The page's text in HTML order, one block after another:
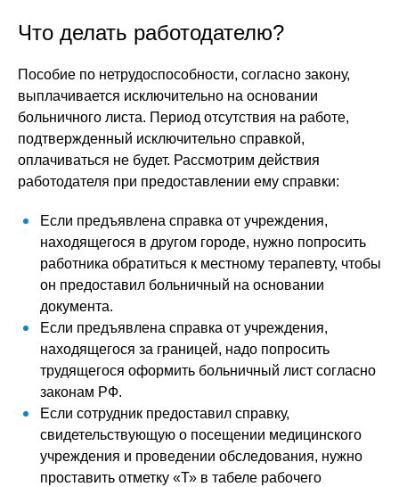
Что делать работодателю?
Пособие по нетрудоспособности, согласно закону,
выплачивается исключительно на основании
больничного листа. Период отсутствия на работе,
подтвержденный исключительно справкой,
оплачиваться не будет. Рассмотрим действия
работодателя при предоставлении ему справки:
Если предъявлена справка от учреждения,
находящегося в другом городе, нужно попросить
работника обратиться к местному терапевту, чтобы
он предоставил больничный на основании
документа.
Если предъявлена справка от учреждения,
находящегося за границей, надо попросить
трудящегося оформить больничный лист согласно
законам РФ.
Если сотрудник предоставил справку,
свидетельствующую о посещении медицинского
учреждения и проведении обследования, нужно
проставить отметку «Т» в табеле рабочего